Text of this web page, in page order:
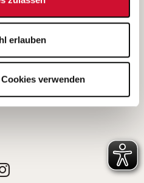
erlauben
verwenden